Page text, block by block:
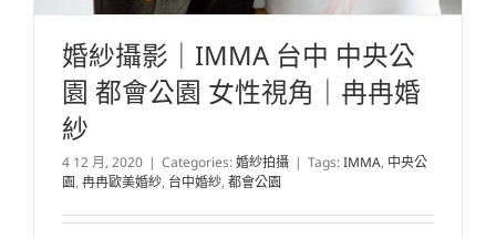
婚紗攝影｜IMMA 台中 中央公
園 都會公園 女性視角｜冉冉婚
紗
4 12 月, 2020 | Categories:婚紗拍攝 | Tags:IMMA, 中央公
園, 冉冉歐美婚紗, 台中婚紗, 都會公園